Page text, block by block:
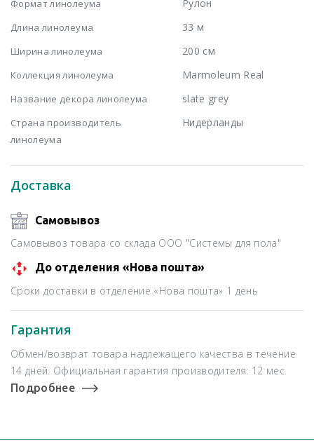
Доставка
Самовывоз
Самовывоз товара со склада ООО "Системы для пола"
До отделения «Нова пошта»
Сроки доставки в отделение «Нова пошта» 1 день
Гарантия
Обмен/возврат товара надлежащего качества в течение
14 дней. Официальная гарантия производителя: 12 мес.
Подробнее
Формат линолеума Рулон
Длина линолеума 33 м
Ширина линолеума 200 см
Коллекция линолеума Marmoleum Real
Название декора линолеума slate grey
Страна производитель
линолеума
Нидерланды